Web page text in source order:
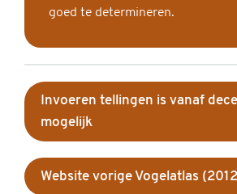
goed te determineren.
Invoeren tellingen is vanaf
mogelijk
Website vorige Vogelatlas